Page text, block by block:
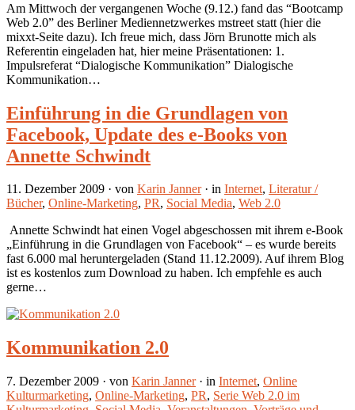
Am Mittwoch der vergangenen Woche (9.12.) fand das “Bootcamp
Web 2.0” des Berliner Mediennetzwerkes mstreet statt (hier die
mixxt-Seite dazu). Ich freue mich, dass Jörn Brunotte mich als
Referentin eingeladen hat, hier meine Präsentationen: 1.
Impulsreferat “Dialogische Kommunikation” Dialogische
Kommunikation…
Einführung in die Grundlagen von
Facebook, Update des e-Books von
Annette Schwindt
11. Dezember 2009 · von Karin Janner· in Internet, Literatur /
Bücher, Online-Marketing, PR, Social Media, Web 2.0
Annette Schwindt hat einen Vogel abgeschossen mit ihrem e-Book
„Einführung in die Grundlagen von Facebook“ – es wurde bereits
fast 6.000 mal heruntergeladen (Stand 11.12.2009). Auf ihrem Blog
ist es kostenlos zum Download zu haben. Ich empfehle es auch
gerne…
Kommunikation 2.0
7. Dezember 2009 · von Karin Janner· in Internet, Online
Kulturmarketing, Online-Marketing, PR, Serie Web 2.0 im